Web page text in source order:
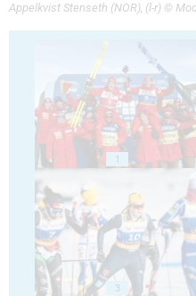
Appelkvist Stenseth (NOR), (l-r) ©
1
3